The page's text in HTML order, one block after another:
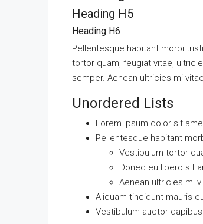
Heading H5
Heading H6
Pellentesque habitant morbi
tortor quam, feugiat vitae,
semper. Aenean ultricies mi
Unordered Lists
Lorem ipsum dolor sit
Pellentesque habitant
Vestibulum tortor
Donec eu libero sit
Aenean ultricies mi
Aliquam tincidunt mauris
Vestibulum auctor